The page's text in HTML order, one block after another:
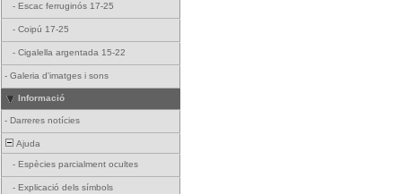
- Escac ferruginós 17-25
- Coipú 17-25
- Cigalella argentada 15-22
- Galeria d'imatges i sons
Informació
- Darreres notícies
Ajuda
- Espècies parcialment ocultes
- Explicació dels símbols